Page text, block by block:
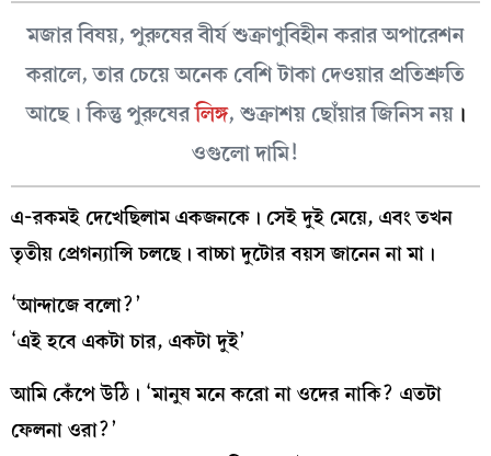
মজার বিষয়, পুরুষের বীর্য শুক্রাণুবিহীন করার অপারেশন
করালে, তার চেয়ে অনেক বেশি টাকা দেওয়ার প্রতিশ্রুতি
আছে। কিন্তু পুরুষেরলিঙ্গ, শুক্রাশয় ছোঁয়ার জিনিস নয়।
ওগুলো দামি!
এ-রকমই দেখেছিলাম একজনকে। সেই দুই মেয়ে, এবং তখন
তৃতীয় প্রেগন্যান্সি চলছে। বাচ্চা দুটোর বয়স জানেন না মা।
‘আন্দাজে বলো?’
‘এই হবে একটা চার, একটা দুই’
আমি কেঁপে উঠি। ‘মানুষ মনে করো না ওদের নাকি? এতটা
ফেলনা ওরা?’